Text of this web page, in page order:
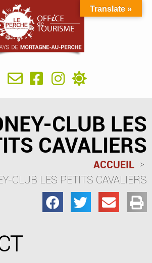
CLUB LES
CAVALIERS
ACCUEIL
CLUB LES PETITS CAVALIERS
Translate »